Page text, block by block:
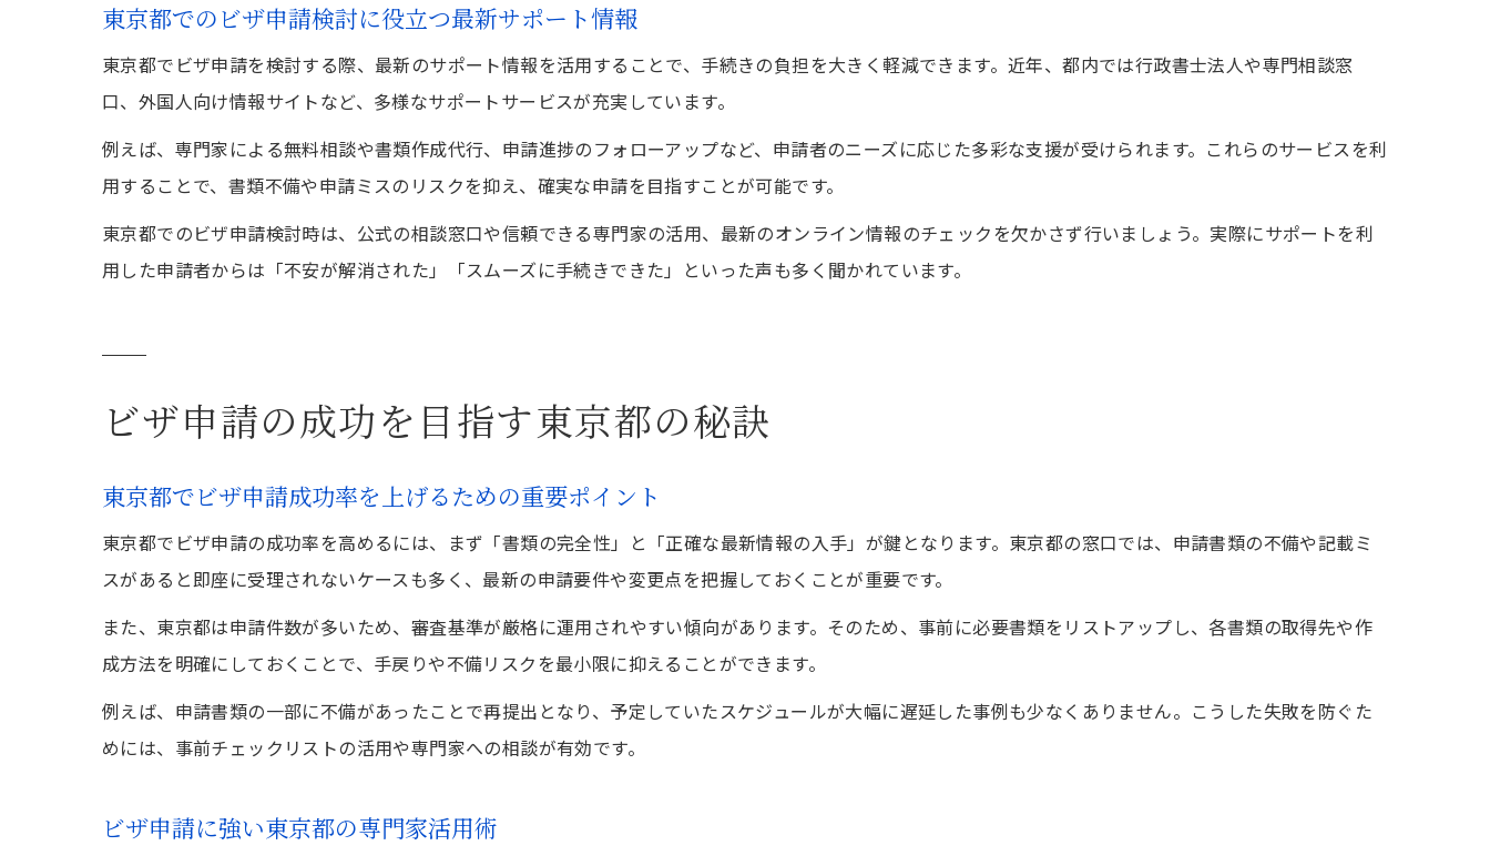
東京都でのビザ申請検討に役立つ最新サポート情報
東京都でビザ申請を検討する際、最新のサポート情報を活用することで、手続きの負担を大きく軽減できます。近年、都内では行政書士法人や専門相談窓
口、外国人向け情報サイトなど、多様なサポートサービスが充実しています。
例えば、専門家による無料相談や書類作成代行、申請進捗のフォローアップなど、申請者のニーズに応じた多彩な支援が受けられます。これらのサービスを利
用することで、書類不備や申請ミスのリスクを抑え、確実な申請を目指すことが可能です。
東京都でのビザ申請検討時は、公式の相談窓口や信頼できる専門家の活用、最新のオンライン情報のチェックを欠かさず行いましょう。実際にサポートを利
用した申請者からは「不安が解消された」「スムーズに手続きできた」といった声も多く聞かれています。
ビザ申請の成功を目指す東京都の秘訣
東京都でビザ申請成功率を上げるための重要ポイント
東京都でビザ申請の成功率を高めるには、まず「書類の完全性」と「正確な最新情報の入手」が鍵となります。東京都の窓口では、申請書類の不備や記載ミ
スがあると即座に受理されないケースも多く、最新の申請要件や変更点を把握しておくことが重要です。
また、東京都は申請件数が多いため、審査基準が厳格に運用されやすい傾向があります。そのため、事前に必要書類をリストアップし、各書類の取得先や作
成方法を明確にしておくことで、手戻りや不備リスクを最小限に抑えることができます。
例えば、申請書類の一部に不備があったことで再提出となり、予定していたスケジュールが大幅に遅延した事例も少なくありません。こうした失敗を防ぐた
めには、事前チェックリストの活用や専門家への相談が有効です。
ビザ申請に強い東京都の専門家活用術